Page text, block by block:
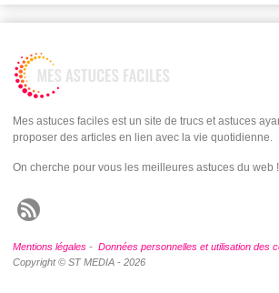
Mes astuces faciles est un site de trucs et astuces
proposer des articles en lien avec la vie quotidienne.
On cherche pour vous les meilleures astuces du web !
Mentions légales - Données personnelles et utilisation des
Copyright © ST MEDIA - 2026